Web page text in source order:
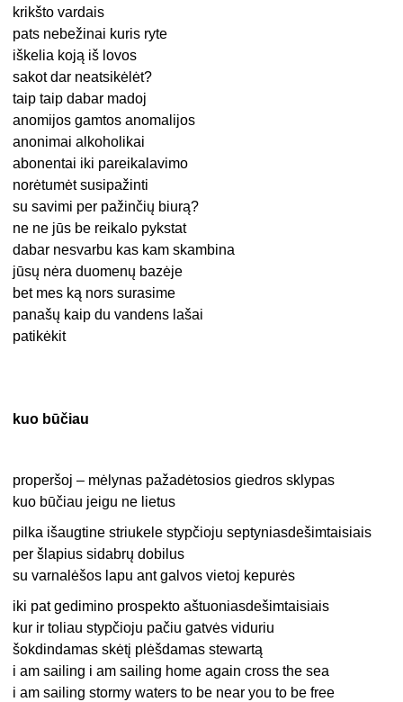
krikšto vardais
pats nebežinai kuris ryte
iškelia koją iš lovos
sakot dar neatsikėlėt?
taip taip dabar madoj
anomijos gamtos anomalijos
anonimai alkoholikai
abonentai iki pareikalavimo
norėtumėt susipažinti
su savimi per pažinčių biurą?
ne ne jūs be reikalo pykstat
dabar nesvarbu kas kam skambina
jūsų nėra duomenų bazėje
bet mes ką nors surasime
panašų kaip du vandens lašai
patikėkit
kuo būčiau
properšoj – mėlynas pažadėtosios giedros sklypas
kuo būčiau jeigu ne lietus
pilka išaugtine striukele stypčioju septyniasdešimtaisiais
per šlapius sidabrų dobilus
su varnalėšos lapu ant galvos vietoj kepurės
iki pat gedimino prospekto aštuoniasdešimtaisiais
kur ir toliau stypčioju pačiu gatvės viduriu
šokdindamas skėtį plėšdamas stewartą
i am sailing i am sailing home again cross the sea
i am sailing stormy waters to be near you to be free